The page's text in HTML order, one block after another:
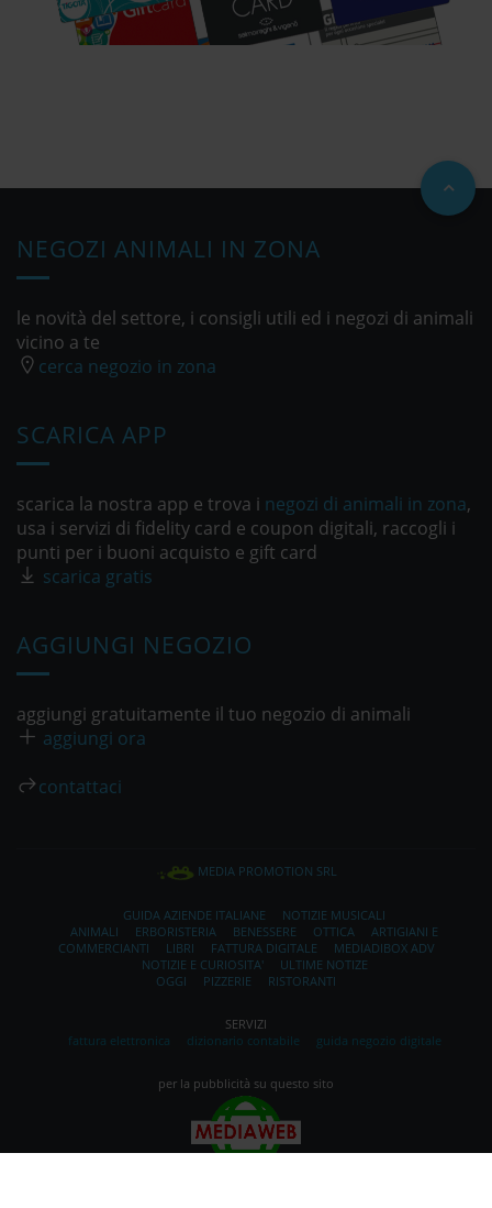
NEGOZI ANIMALI IN ZONA
le novità del settore, i consigli utili ed i negozi di animali
vicino a te
cerca negozio in zona
SCARICA APP
scarica la nostra app e trova i negozi di animali in zona,
usa i servizi di fidelity card e coupon digitali, raccogli i
punti per i buoni acquisto e gift card
scarica gratis
AGGIUNGI NEGOZIO
aggiungi gratuitamente il tuo negozio di animali
aggiungi ora
contattaci
MEDIA PROMOTION SRL
GUIDA AZIENDE ITALIANE
NOTIZIE MUSICALI
ANIMALI
ERBORISTERIA BENESSERE OTTICA
ARTIGIANI E
COMMERCIANTI
LIBRI FATTURA DIGITALE
MEDIADIBOX ADV
NOTIZIE E CURIOSITA'
ULTIME NOTIZE
OGGI
PIZZERIE RISTORANTI
SERVIZI
fattura elettronica
dizionario contabile guida negozio digitale
per la pubblicità su questo sito